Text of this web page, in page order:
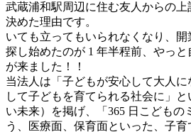
武蔵浦和駅周辺に住む友人からの
決めた理由です。
いても立ってもいられなくなり、
探し始めたのが 1 年半程前、やっ
が来ました！！
当法人は「子どもが安心して大人
して子どもを育てられる社会に」と
い未来）を掲げ、「365 日こどもの
う、医療面、保育面といった、子